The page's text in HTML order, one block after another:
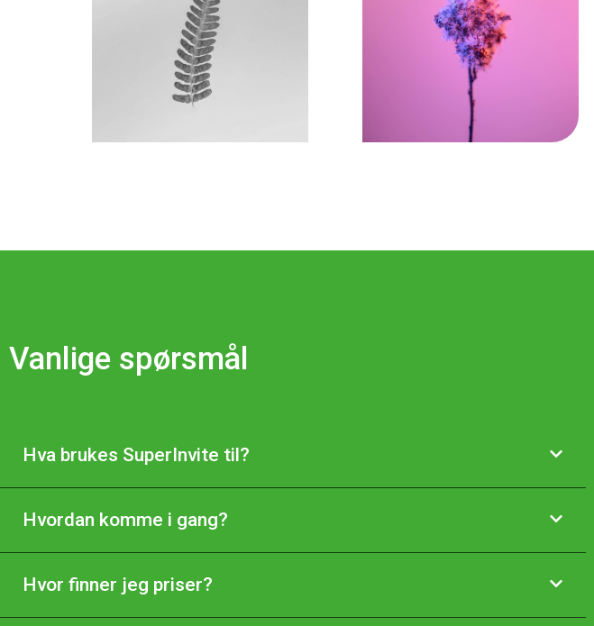
Vanlige spørsmål
Hva brukes SuperInvite til?
Hvordan komme i gang?
Hvor finner jeg priser?